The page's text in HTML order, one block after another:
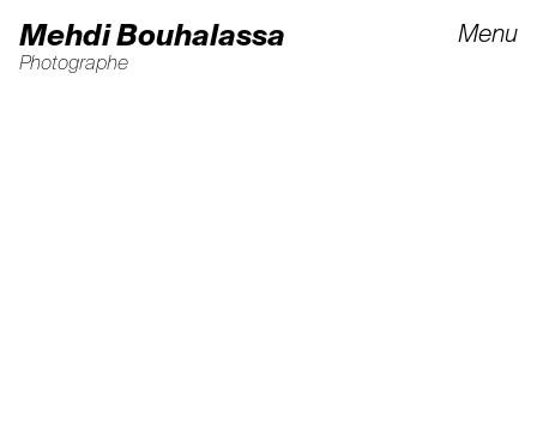
Mehdi Bouhalassa
Photographe
Menu